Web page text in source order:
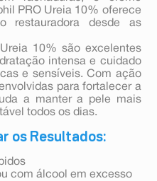
PRO Ureia 10% oferece
restauradora desde as
10% são excelentes
intensa e cuidado
e sensíveis. Com ação
para fortalecer a
a manter a pele mais
todos os dias.
os Resultados:
com álcool em excesso